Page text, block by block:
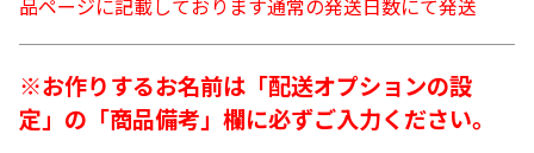
品ページに記載しております通常の発送日数にて発送
※お作りするお名前は「配送オプションの設
定」の「商品備考」欄に必ずご入力ください。